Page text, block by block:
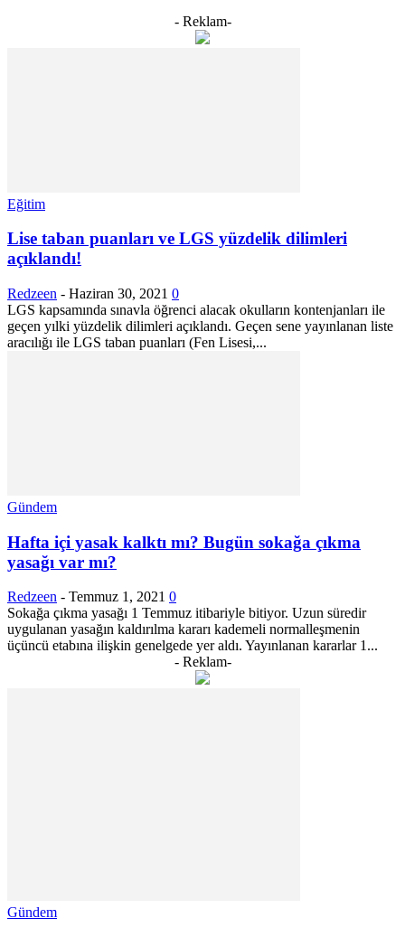
- Reklam-
Eğitim
Lise taban puanları ve LGS yüzdelik dilimleri
açıklandı!
Redzeen - Haziran 30, 2021 0
LGS kapsamında sınavla öğrenci alacak okulların kontenjanları ile
geçen yılki yüzdelik dilimleri açıklandı. Geçen sene yayınlanan liste
aracılığı ile LGS taban puanları (Fen Lisesi,...
Gündem
Hafta içi yasak kalktı mı? Bugün sokağa çıkma
yasağı var mı?
Redzeen - Temmuz 1, 2021 0
Sokağa çıkma yasağı 1 Temmuz itibariyle bitiyor. Uzun süredir
uygulanan yasağın kaldırılma kararı kademeli normalleşmenin
üçüncü etabına ilişkin genelgede yer aldı. Yayınlanan kararlar 1...
- Reklam-
Gündem